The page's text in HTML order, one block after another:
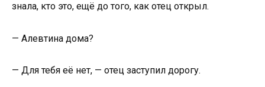
знала, кто это, ещё до того, как отец открыл.
— Алевтина дома?
— Для тебя её нет, — отец заступил дорогу.